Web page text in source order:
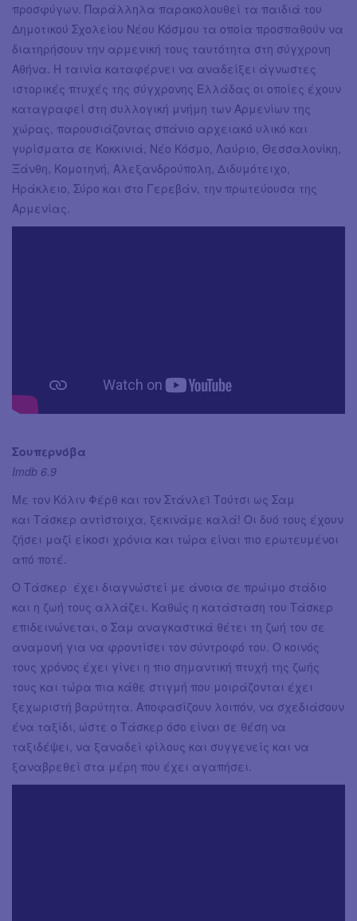
προσφύγων. Παράλληλα παρακολουθεί τα παιδιά του
Δημοτικού Σχολείου Νέου Κόσμου τα οποία προσπαθούν να
διατηρήσουν την αρμενική τους ταυτότητα στη σύγχρονη
Αθήνα. Η ταινία καταφέρνει να αναδείξει άγνωστες
ιστορικές πτυχές της σύγχρονης Ελλάδας οι οποίες έχουν
καταγραφεί στη συλλογική μνήμη των Αρμενίων της
χώρας, παρουσιάζοντας σπάνιο αρχειακό υλικό και
γυρίσματα σε Κοκκινιά, Νέο Κόσμο, Λαύριο, Θεσσαλονίκη,
Ξάνθη, Κομοτηνή, Αλεξανδρούπολη, Διδυμότειχο,
Ηράκλειο, Σύρο και στο Γερεβάν, την πρωτεύουσα της
Αρμενίας.
Σουπερνόβα
Imdb 6.9
Με τον Κόλιν Φέρθ και τον Στάνλεϊ Τούτσι ως Σαμ
και Τάσκερ αντίστοιχα, ξεκινάμε καλά! Οι δυό τους έχουν
ζήσει μαζί είκοσι χρόνια και τώρα είναι πιο ερωτευμένοι
από ποτέ.
Ο Τάσκερ έχει διαγνώστεί με άνοια σε πρώιμο στάδιο
και η ζωή τους αλλάζει. Καθώς η κατάσταση του Τάσκερ
επιδεινώνεται, ο Σαμ αναγκαστικά θέτει τη ζωή του σε
αναμονή για να φροντίσει τον σύντροφό του. Ο κοινός
τους χρόνος έχει γίνει η πιο σημαντική πτυχή της ζωής
τους και τώρα πια κάθε στιγμή που μοιράζονται έχει
ξεχωριστή βαρύτητα. Αποφασίζουν λοιπόν, να σχεδιάσουν
ένα ταξίδι, ώστε ο Τάσκερ όσο είναι σε θέση να
ταξιδέψει, να ξαναδεί φίλους και συγγενείς και να
ξαναβρεθεί στα μέρη που έχει αγαπήσει.